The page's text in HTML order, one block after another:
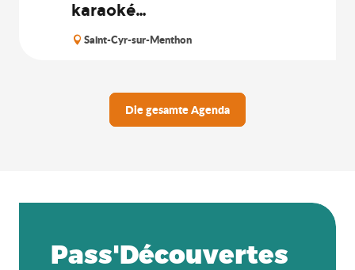
karaoké…
Saint-Cyr-sur-Menthon
Die gesamte Agenda
Pass'Découvertes